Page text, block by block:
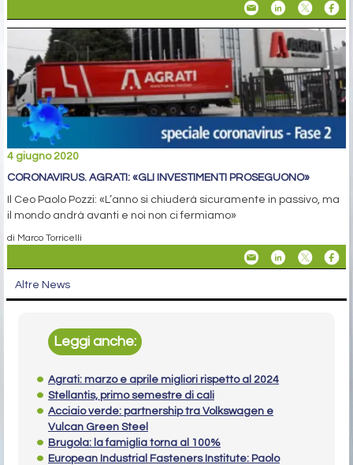
4 giugno 2020
CORONAVIRUS. AGRATI: «GLI INVESTIMENTI PROSEGUONO»
Il Ceo Paolo Pozzi: «L’anno si chiuderà sicuramente in passivo, ma
il mondo andrà avanti e noi non ci fermiamo»
di Marco Torricelli
Altre News
Leggi anche:
Agrati: marzo e aprile migliori rispetto al 2024
Stellantis, primo semestre di cali
Acciaio verde: partnership tra Volkswagen e
Vulcan Green Steel
Brugola: la famiglia torna al 100%
European Industrial Fasteners Institute: Paolo